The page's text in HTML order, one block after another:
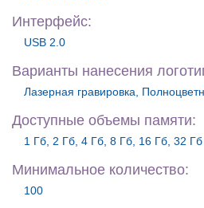
Интерфейс:
USB 2.0
Варианты нанесения
Лазерная гравировка,
Доступные объемы памяти:
1 Гб, 2 Гб, 4 Гб, 8 Гб, 16 Гб, 32 Гб
Минимальное количество:
100